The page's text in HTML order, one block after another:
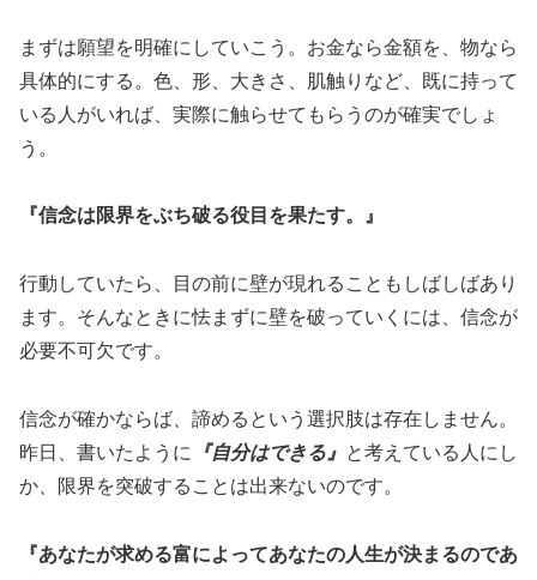
まずは願望を明確にしていこう。お金なら金額を、物なら
具体的にする。色、形、大きさ、肌触りなど、既に持って
いる人がいれば、実際に触らせてもらうのが確実でしょ
う。
『信念は限界をぶち破る役目を果たす。』
行動していたら、目の前に壁が現れることもしばしばあり
ます。そんなときに怯まずに壁を破っていくには、信念が
必要不可欠です。
信念が確かならば、諦めるという選択肢は存在しません。
昨日、書いたように
『自分はできる』 と考えている人にし
か、限界を突破することは出来ないのです。
『あなたが求める富によってあなたの人生が決まるのであ